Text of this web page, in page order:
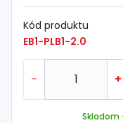
Kód produktu
EB1-PLB1-2.0
- +
Skladom